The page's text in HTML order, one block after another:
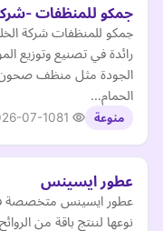
جمكو للمنظفات -
جمكو للمنظفات شركة
رائدة في تصنيع وتوزيع
الجودة مثل منظف
الحمام…
منوعة 07-10
عطور ايسينس
عطور ايسينس متخصصة
نوعها لننتج باقة من